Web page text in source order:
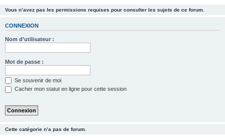
Vous n’avez pas les permissions requises pour consulter les sujets de ce forum.
CONNEXION
Nom d’utilisateur :
Mot de passe :
Se souvenir de moi
Cacher mon statut en ligne pour cette session
Cette catégorie n’a pas de forum.